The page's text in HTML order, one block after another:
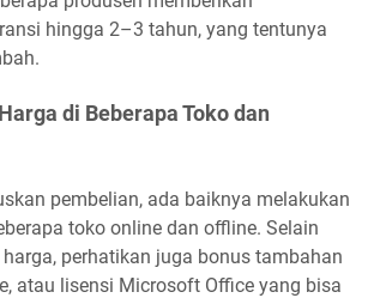
hingga 2–3 tahun, yang tentunya
di Beberapa Toko dan
pembelian, ada baiknya melakukan
toko online dan offline. Selain
perhatikan juga bonus tambahan
atau lisensi Microsoft Office yang bisa